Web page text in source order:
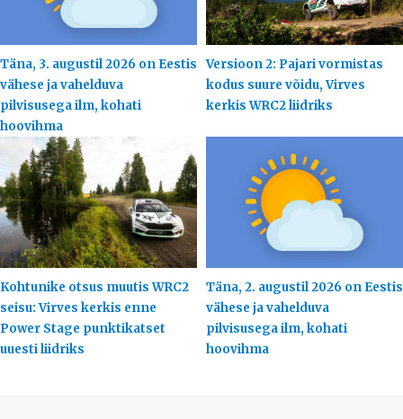
Täna, 3. augustil 2026 on Eestis
vähese ja vahelduva
pilvisusega ilm, kohati
hoovihma
Versioon 2: Pajari vormistas
kodus suure võidu, Virves
kerkis WRC2 liidriks
Kohtunike otsus muutis WRC2
seisu: Virves kerkis enne
Power Stage punktikatset
uuesti liidriks
Täna, 2. augustil 2026 on Eestis
vähese ja vahelduva
pilvisusega ilm, kohati
hoovihma